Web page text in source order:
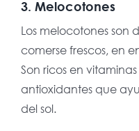
3. Melocotones
Los melocotones son
comerse frescos, en
Son ricos en
antioxidantes que
del sol.